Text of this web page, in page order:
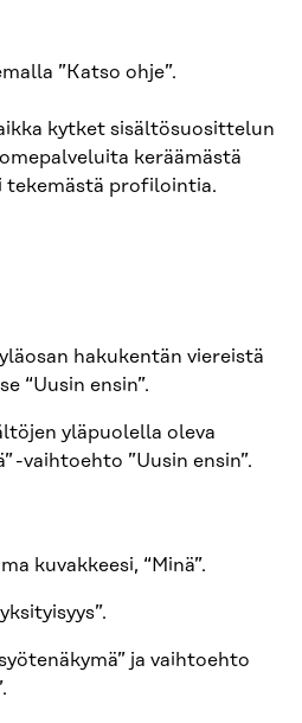
”Katso ohje”.
kytket sisältösuosittelun
keräämästä
tekemästä profilointia.
hakukentän viereistä
“Uusin ensin”.
yläpuolella oleva
-vaihtoehto ”Uusin ensin”.
kuvakkeesi, “Minä”.
ja vaihtoehto